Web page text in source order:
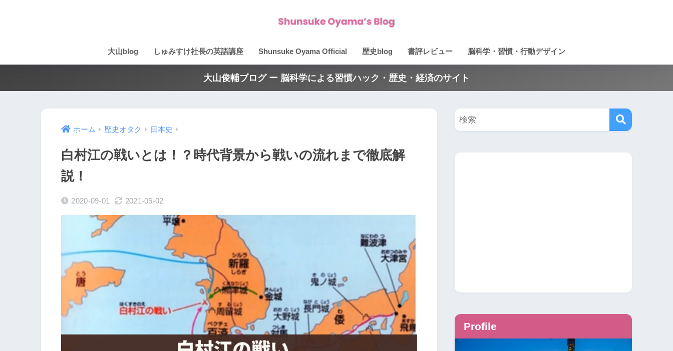
大山blog しゅみすけ社長の英語講座 Shunsuke Oyama Official 歴史blog 書評レビュー 脳科学・習慣・行動デザイン
大山俊輔ブログ ー 脳科学による習慣ハック・歴史・経済のサイト
ホーム 歴史オタク 日本史
白村江の戦いとは！？時代背景から戦いの流れまで徹底解
説！
2020-09-01 2021-05-02
Profile